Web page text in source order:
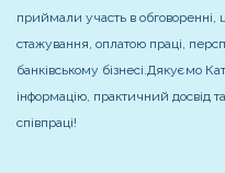
приймали участь в обговоренні,
стажування, оплатою праці,
банківському бізнесі.Дякуємо
інформацію, практичний досвід
співпраці!